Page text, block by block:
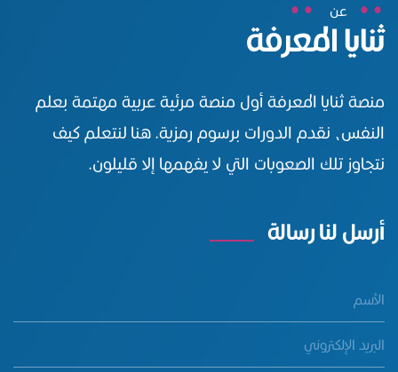
عن
ثنايا المعرفة
منصة ثنايا المعرفة أول منصة مرئية عربية مهتمة بعلم
النفس، نقدم الدورات برسوم رمزية. هنا لنتعلم كيف
نتجاوز تلك الصعوبات التي لا يفهمها إلا قليلون.
أرسل لنا رسالة